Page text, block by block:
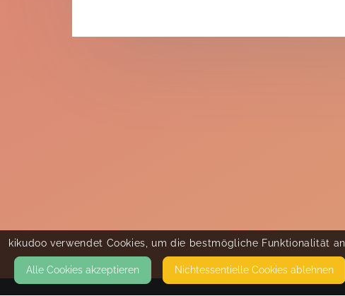
kikudoo verwendet Cookies, um die bestmögliche Funktionalität
Alle Cookies akzeptieren Nicht­essentielle Cookies ablehnen